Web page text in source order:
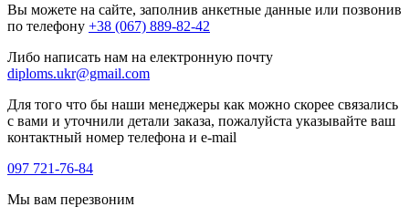
Вы можете на сайте, заполнив анкетные данные или позвонив
по телефону +38 (067) 889-82-42
Либо написать нам на електронную почту
diploms.ukr@gmail.com
Для того что бы наши менеджеры как можно скорее связались
с вами и уточнили детали заказа, пожалуйста указывайте ваш
контактный номер телефона и e-mail
097 721-76-84
Мы вам перезвоним